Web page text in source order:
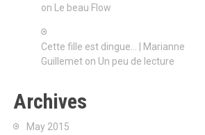
on
Le beau Flow
Cette fille est dingue… | Marianne
Guillemet on Un peu de lecture
Archives
May 2015